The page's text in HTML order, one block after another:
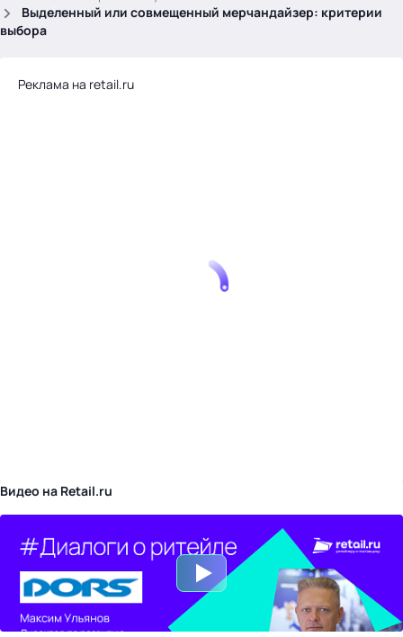
Выделенный или совмещенный мерчандайзер: критерии
выбора
Реклама на retail.ru
Видео на Retail.ru